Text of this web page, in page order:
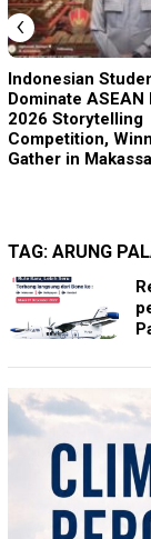
Indonesian
Dominate ASEAN
2026 Storytelling
Competition,
Gather in
‹
TAG: ARUNG